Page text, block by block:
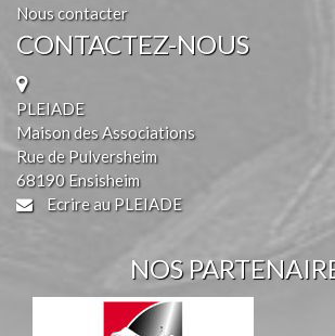
Nous contacter
CONTACTEZ-NOUS
PLEIADE
Maison des Associations
Rue de Pulversheim
68190 Ensisheim
Ecrire au PLEIADE
NOS